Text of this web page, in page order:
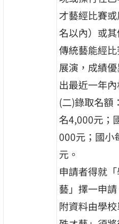
才藝經比賽
名以內）或
傳統藝能經
展演，成績
出最近一年
(二)錄取名額
名4,000元；
000元；國小
元。
申請者得就
藝」擇一申
附資料由學